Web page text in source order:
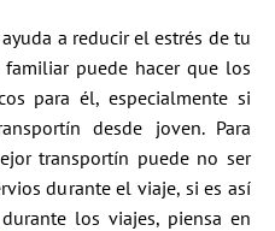
a reducir el estrés de tu
puede hacer que los
para él, especialmente si
desde joven. Para
transportín puede no ser
durante el viaje, si es así
los viajes, piensa en